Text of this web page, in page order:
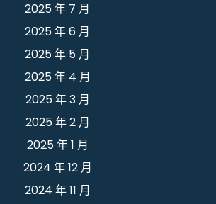
2025 年 7 月
2025 年 6 月
2025 年 5 月
2025 年 4 月
2025 年 3 月
2025 年 2 月
2025 年 1 月
2024 年 12 月
2024 年 11 月